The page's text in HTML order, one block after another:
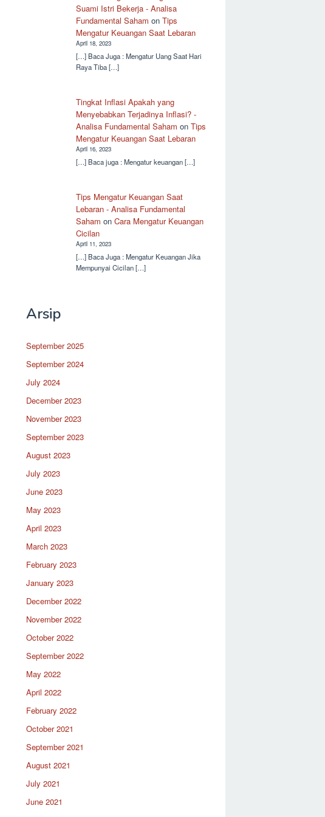
Suami Istri Bekerja - Analisa
Fundamental Saham onTips
Mengatur Keuangan Saat Lebaran
April 18, 2023
[…] Baca Juga : Mengatur Uang Saat Hari
Raya Tiba […]
Tingkat Inflasi Apakah yang
Menyebabkan Terjadinya Inflasi? -
Analisa Fundamental Saham onTips
Mengatur Keuangan Saat Lebaran
April 16, 2023
[…] Baca juga : Mengatur keuangan […]
Tips Mengatur Keuangan Saat
Lebaran - Analisa Fundamental
Saham onCara Mengatur Keuangan
Cicilan
April 11, 2023
[…] Baca Juga : Mengatur Keuangan Jika
Mempunyai Cicilan […]
Arsip
September 2025
September 2024
July 2024
December 2023
November 2023
September 2023
August 2023
July 2023
June 2023
May 2023
April 2023
March 2023
February 2023
January 2023
December 2022
November 2022
October 2022
September 2022
May 2022
April 2022
February 2022
October 2021
September 2021
August 2021
July 2021
June 2021